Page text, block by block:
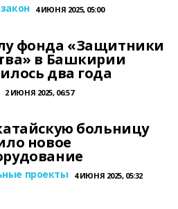
4 ИЮНЯ 2025, 05:00
фонда «Защитники
в Башкирии
два года
2 ИЮНЯ 2025, 06:57
больницу
новое
проекты 4 ИЮНЯ 2025, 05:32